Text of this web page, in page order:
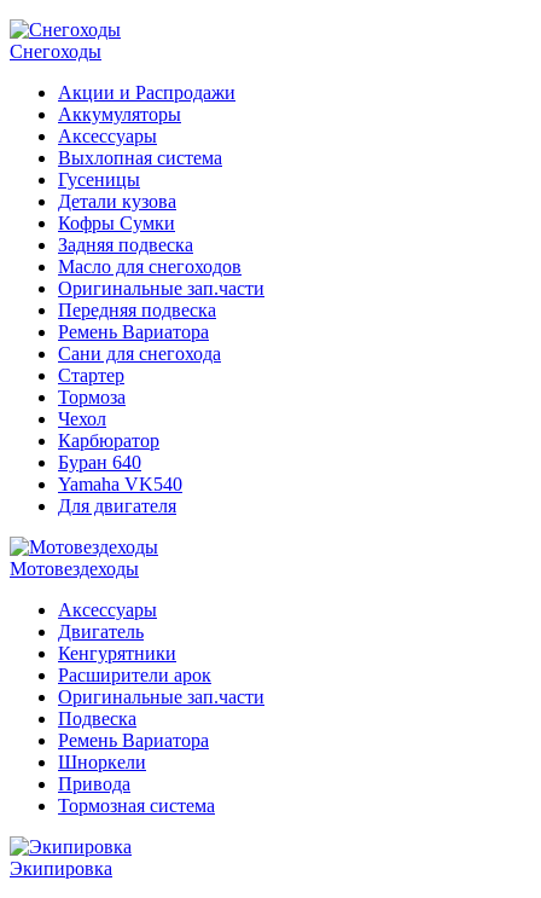
Снегоходы
Акции и Распродажи
Аккумуляторы
Аксессуары
Выхлопная система
Гусеницы
Детали кузова
Кофры Сумки
Задняя подвеска
Масло для снегоходов
Оригинальные зап.части
Передняя подвеска
Ремень Вариатора
Сани для снегохода
Стартер
Тормоза
Чехол
Карбюратор
Буран 640
Yamaha VK540
Для двигателя
Мотовездеходы
Аксессуары
Двигатель
Кенгурятники
Расширители арок
Оригинальные зап.части
Подвеска
Ремень Вариатора
Шноркели
Привода
Тормозная система
Экипировка